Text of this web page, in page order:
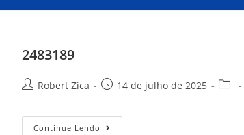
2483189
Robert Zica 14 de julho de 2025
Continue Lendo